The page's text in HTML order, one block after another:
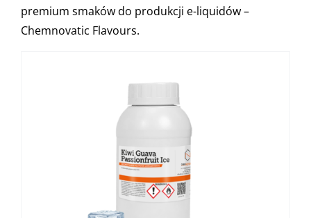
premium smaków do produkcji e-liquidów –
Chemnovatic Flavours.